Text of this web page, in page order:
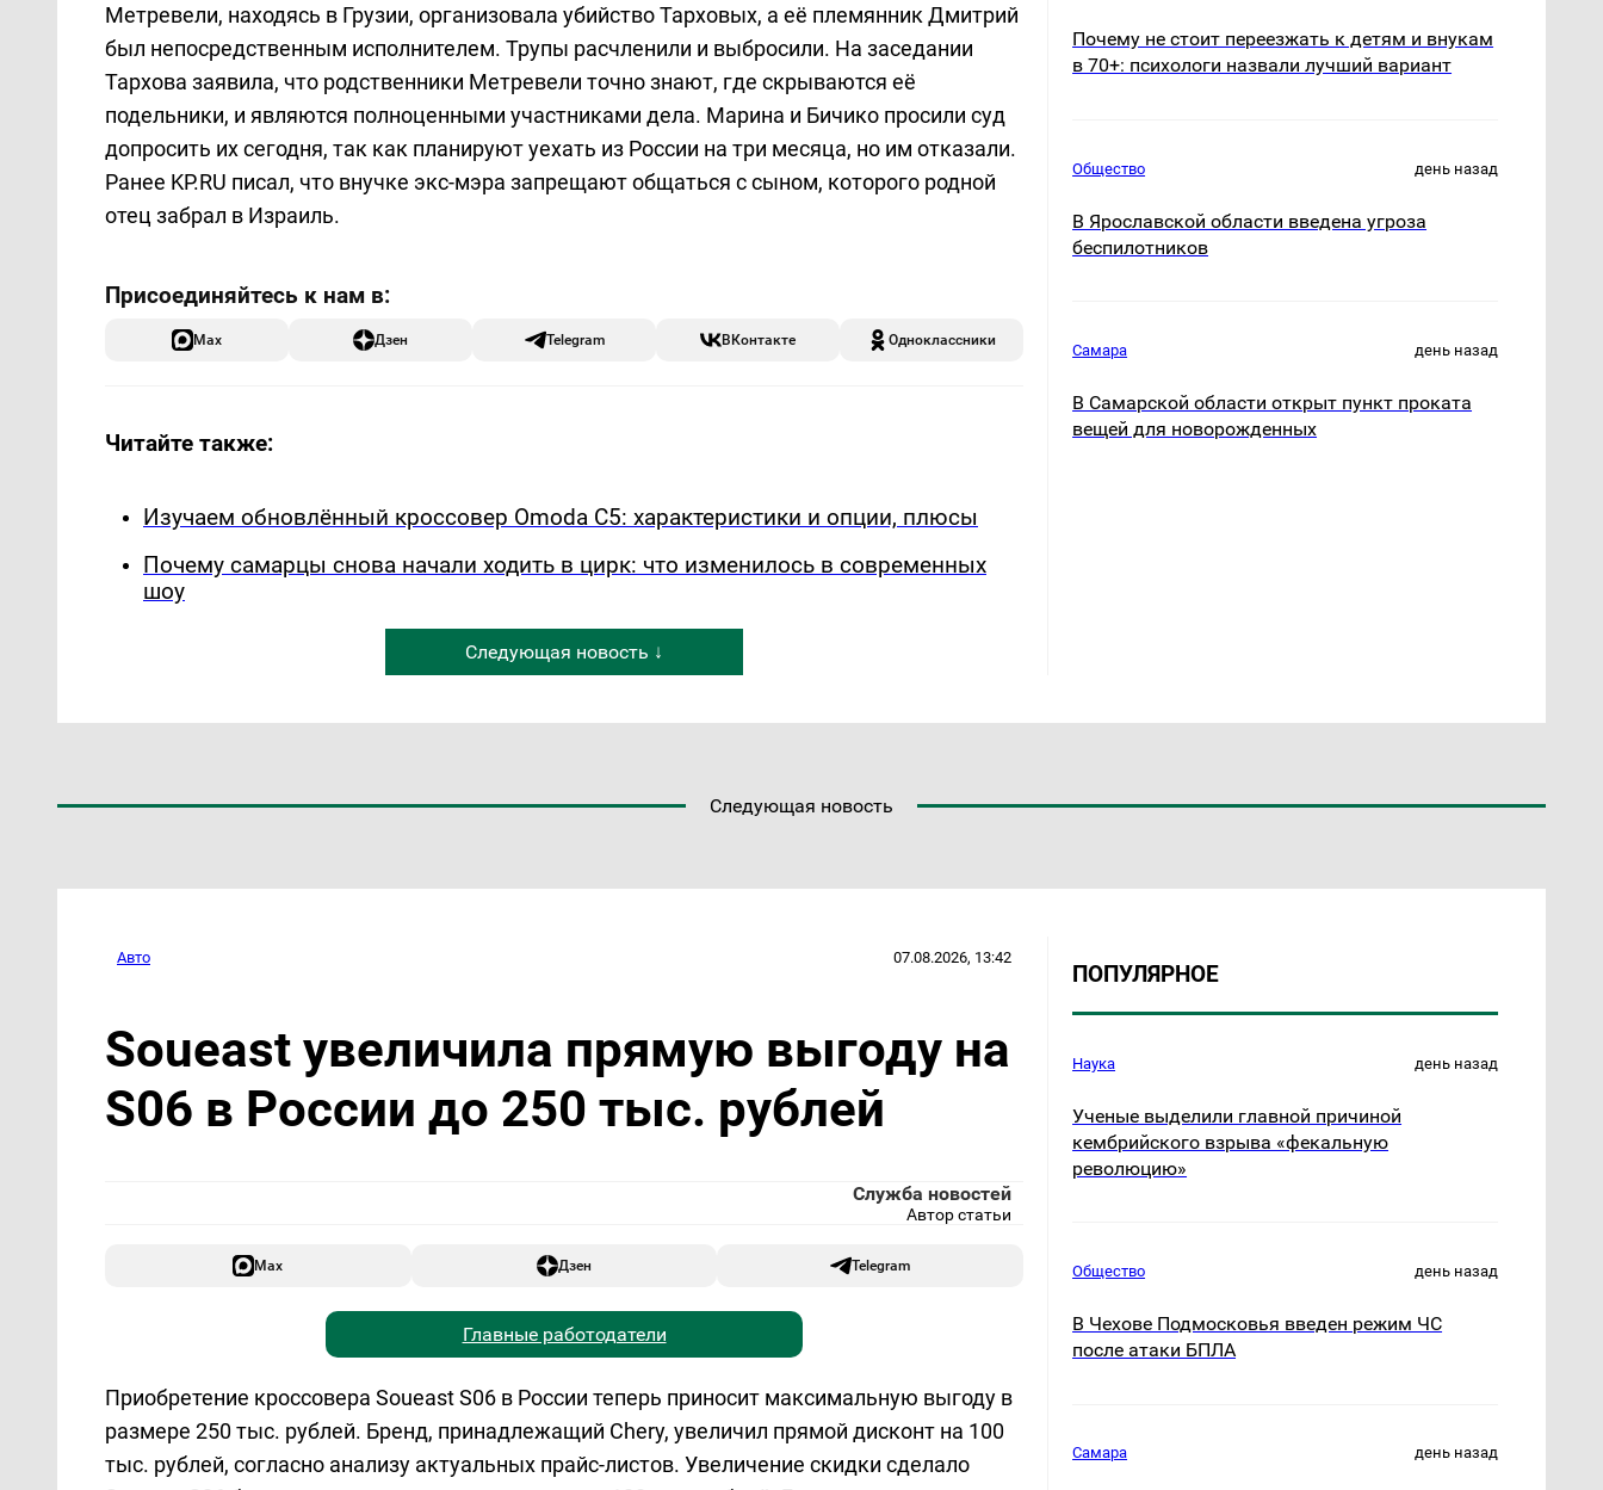
Метревели, находясь в Грузии, организовала убийство Тарховых, а её племянник Дмитрий
был непосредственным исполнителем. Трупы расчленили и выбросили. На заседании
Тархова заявила, что родственники Метревели точно знают, где скрываются её
подельники, и являются полноценными участниками дела. Марина и Бичико просили суд
допросить их сегодня, так как планируют уехать из России на три месяца, но им отказали.
Ранее KP.RU писал, что внучке экс-мэра запрещают общаться с сыном, которого родной
отец забрал в Израиль.
Max Дзен Telegram ВКонтакте Одноклассники
Читайте также:
Изучаем обновлённый кроссовер Omoda C5: характеристики и опции, плюсы
Почему самарцы снова начали ходить в цирк: что изменилось в современных
шоу
Следующая новость ↓
Почему не стоит переезжать к детям и внукам
в 70+: психологи назвали лучший вариант
Общество день назад
В Ярославской области введена угроза
беспилотников
Самара день назад
В Самарской области открыт пункт проката
вещей для новорожденных
Следующая новость
Авто 07.08.2026, 13:42
Soueast увеличила прямую выгоду на
S06 в России до 250 тыс. рублей
Служба новостей
Автор статьи
Max Дзен Telegram
Главные работодатели
Приобретение кроссовера Soueast S06 в России теперь приносит максимальную выгоду в
размере 250 тыс. рублей. Бренд, принадлежащий Chery, увеличил прямой дисконт на 100
тыс. рублей, согласно анализу актуальных прайс-листов. Увеличение скидки сделало
ПОПУЛЯРНОЕ
Наука день назад
Ученые выделили главной причиной
кембрийского взрыва «фекальную
революцию»
Общество день назад
В Чехове Подмосковья введен режим ЧС
после атаки БПЛА
Самара день назад